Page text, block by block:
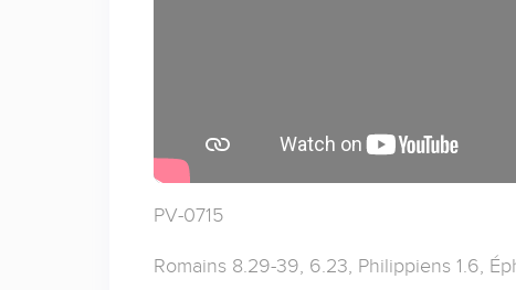
PV-0715
Romains 8.29-39, 6.23, Philippiens 1.6,